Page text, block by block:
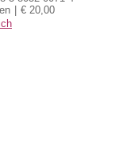
€ 20,00